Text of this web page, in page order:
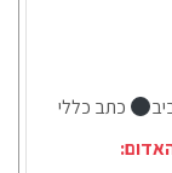
כתב כללי